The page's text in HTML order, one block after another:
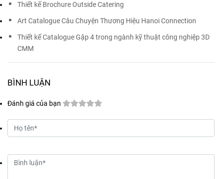
Thiết kế Brochure Outside Catering
Art Catalogue Câu Chuyện Thương Hiệu Hanoi Connection
Thiết kế Catalogue Gập 4 trong ngành kỹ thuật công nghiệp 3D
CMM
BÌNH LUẬN
Đánh giá của bạn